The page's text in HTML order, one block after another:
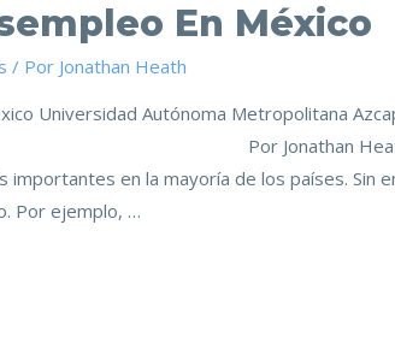
En México
/ Por Jonathan Heath
Universidad Autónoma Metropolitana
La tasa de
importantes en la mayoría de los países. Sin
Por ejemplo, …